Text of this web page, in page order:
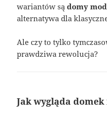
wariantów sądomy
alternatywa dla
Ale czy to tylko
prawdziwa rewolucja?
Jak wygląda